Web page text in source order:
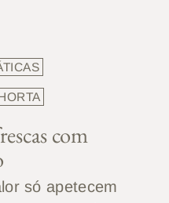
com
só apetecem